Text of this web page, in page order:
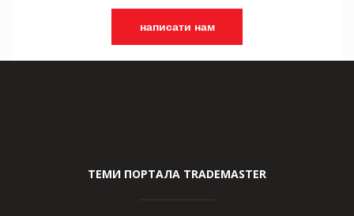
написати нам
ТЕМИ ПОРТАЛА TRADEMASTER